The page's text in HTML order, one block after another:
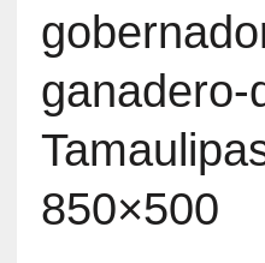
ganadero-
850×500